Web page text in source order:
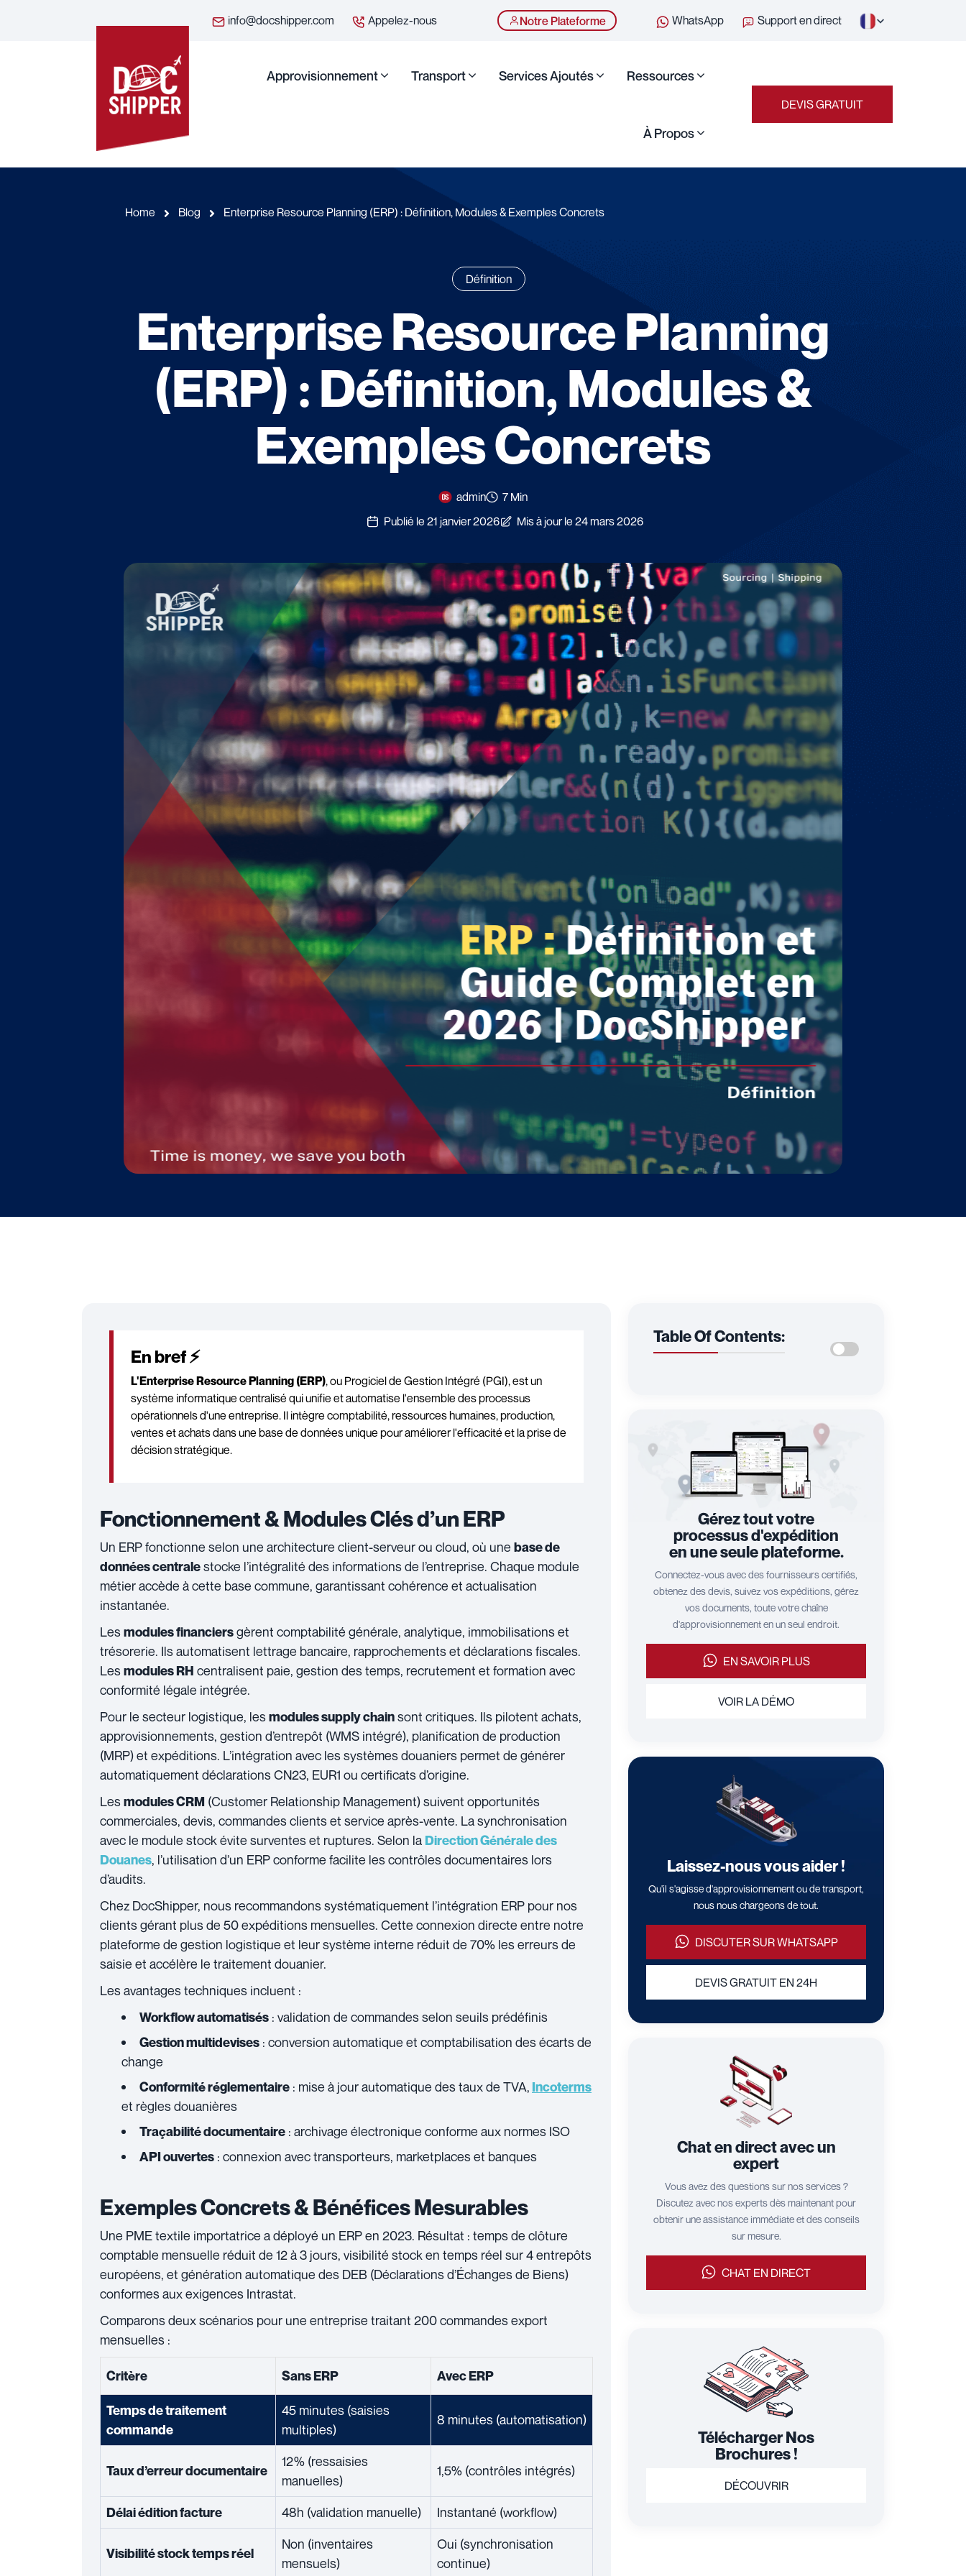
info@docshipper.com Appelez-nous Notre Plateforme WhatsApp Support en direct
Approvisionnement Transport Services Ajoutés Ressources
À Propos
DEVIS GRATUIT
Home Blog Enterprise Resource Planning (ERP) : Définition, Modules & Exemples Concrets
Définition
Enterprise Resource Planning
(ERP) : Définition, Modules &
Exemples Concrets
admin
7 Min
Publié le 21 janvier 2026
Mis à jour le 24 mars 2026
En bref ⚡
L'Enterprise Resource Planning (ERP), ou Progiciel de Gestion Intégré (PGI), est un
système informatique centralisé qui unifie et automatise l'ensemble des processus
opérationnels d'une entreprise. Il intègre comptabilité, ressources humaines, production,
ventes et achats dans une base de données unique pour améliorer l'efficacité et la prise de
décision stratégique.
Fonctionnement & Modules Clés d’un ERP
Un ERP fonctionne selon une architecture client-serveur ou cloud, où une base de
données centralestocke l’intégralité des informations de l’entreprise. Chaque module
métier accède à cette base commune, garantissant cohérence et actualisation
instantanée.
Lesmodules financiersgèrent comptabilité générale, analytique, immobilisations et
trésorerie. Ils automatisent lettrage bancaire, rapprochements et déclarations fiscales.
Lesmodules RH centralisent paie, gestion des temps, recrutement et formation avec
conformité légale intégrée.
Pour le secteur logistique, lesmodules supply chainsont critiques. Ils pilotent achats,
approvisionnements, gestion d’entrepôt (WMS intégré), planification de production
(MRP) et expéditions. L’intégration avec les systèmes douaniers permet de générer
automatiquement déclarations CN23, EUR1 ou certificats d’origine.
Lesmodules CRM (Customer Relationship Management) suivent opportunités
commerciales, devis, commandes clients et service après-vente. La synchronisation
avec le module stock évite surventes et ruptures. Selon la Direction Générale des
Douanes, l’utilisation d’un ERP conforme facilite les contrôles documentaires lors
d’audits.
Chez DocShipper, nous recommandons systématiquement l’intégration ERP pour nos
clients gérant plus de 50 expéditions mensuelles. Cette connexion directe entre notre
plateforme de gestion logistique et leur système interne réduit de 70% les erreurs de
saisie et accélère le traitement douanier.
Les avantages techniques incluent :
Workflow automatisés : validation de commandes selon seuils prédéfinis
Gestion multidevises : conversion automatique et comptabilisation des écarts de
change
Conformité réglementaire : mise à jour automatique des taux de TVA, Incoterms
et règles douanières
Traçabilité documentaire : archivage électronique conforme aux normes ISO
API ouvertes : connexion avec transporteurs, marketplaces et banques
Exemples Concrets & Bénéfices Mesurables
Une PME textile importatrice a déployé un ERP en 2023. Résultat : temps de clôture
comptable mensuelle réduit de 12 à 3 jours, visibilité stock en temps réel sur 4 entrepôts
européens, et génération automatique des DEB (Déclarations d’Échanges de Biens)
conformes aux exigences Intrastat.
Comparons deux scénarios pour une entreprise traitant 200 commandes export
mensuelles :
Critère Sans ERP Avec ERP
Temps de traitement
commande
45 minutes (saisies
multiples)
8 minutes (automatisation)
Taux d’erreur documentaire
12% (ressaisies
manuelles)
1,5% (contrôles intégrés)
Délai édition facture 48h (validation manuelle) Instantané (workflow)
Visibilité stock temps réel
Non (inventaires
mensuels)
Oui (synchronisation
continue)
Table Of Contents:
Gérez tout votre
processus d'expédition
en une seule plateforme.
Connectez-vous avec des fournisseurs certifiés,
obtenez des devis, suivez vos expéditions, gérez
vos documents, toute votre chaîne
d'approvisionnement en un seul endroit.
EN SAVOIR PLUS
VOIR LA DÉMO
Laissez-nous vous aider !
Qu'il s'agisse d'approvisionnement ou de transport,
nous nous chargeons de tout.
DISCUTER SUR WHATSAPP
DEVIS GRATUIT EN 24H
Chat en direct avec un
expert
Vous avez des questions sur nos services ?
Discutez avec nos experts dès maintenant pour
obtenir une assistance immédiate et des conseils
sur mesure.
CHAT EN DIRECT
Télécharger Nos
Brochures !
DÉCOUVRIR